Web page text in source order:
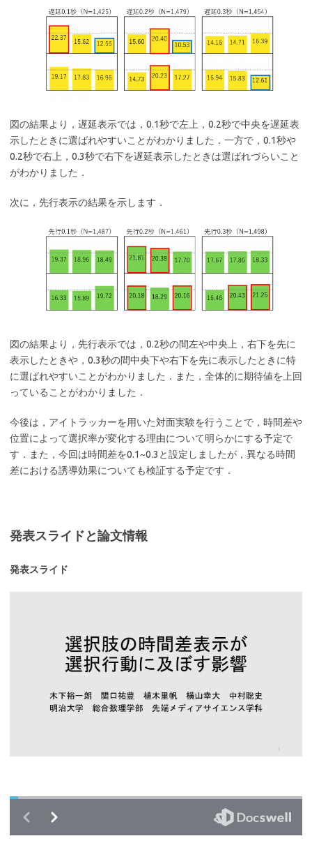
図の結果より，遅延表示では，0.1秒で左上，0.2秒で中央を遅延表
示したときに選ばれやすいことがわかりました．一方で，0.1秒や
0.2秒で右上，0.3秒で右下を遅延表示したときは選ばれづらいこと
がわかりました．
次に，先行表示の結果を示します．
図の結果より，先行表示では，0.2秒の間左や中央上，右下を先に
表示したときや，0.3秒の間中央下や右下を先に表示したときに特
に選ばれやすいことがわかりました．また，全体的に期待値を上回
っていることがわかりました．
今後は，アイトラッカーを用いた対面実験を行うことで，時間差や
位置によって選択率が変化する理由について明らかにする予定で
す．また，今回は時間差を0.1~0.3と設定しましたが，異なる時間
差における誘導効果についても検証する予定です．
発表スライドと論文情報
発表スライド